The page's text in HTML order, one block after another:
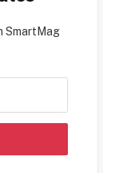
SmartMag